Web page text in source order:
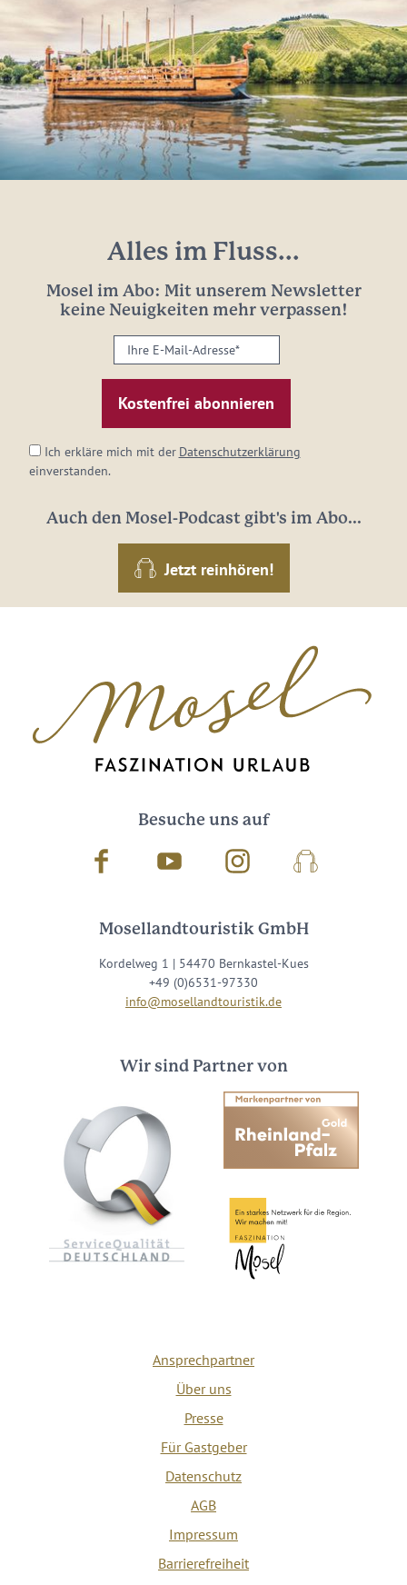
Alles im Fluss...
Mosel im Abo: Mit unserem Newsletter
keine Neuigkeiten mehr verpassen!
Ihre
E-
Mail-
Adresse:
Ich erkläre mich mit der Datenschutzerklärung
einverstanden.
Auch den Mosel-Podcast gibt's im Abo...
Jetzt reinhören!
Besuche uns auf
Facebook Youtube InstagramPodcast
Mosellandtouristik GmbH
Kordelweg 1 | 54470 Bernkastel-Kues
+49 (0)6531-97330
info@mosellandtouristik.de
Wir sind Partner von
Ansprechpartner
Über uns
Presse
Für Gastgeber
Datenschutz
AGB
Impressum
Barrierefreiheit